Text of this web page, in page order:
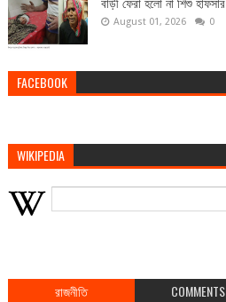
বাড়ী ফেরা হলো না শিশু হাফসার
August 01, 2026 0
FACEBOOK
WIKIPEDIA
রাজনীতি COMMENTS